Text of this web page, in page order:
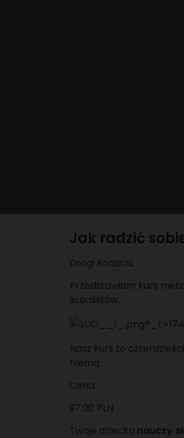
Jak radzić
Drogi Rodzicu,
Przedstawiam kurs
licealistów.
Nasz kurs to
tremą.
Cena:
97.00 PLN
Twoje dziecko nauczy